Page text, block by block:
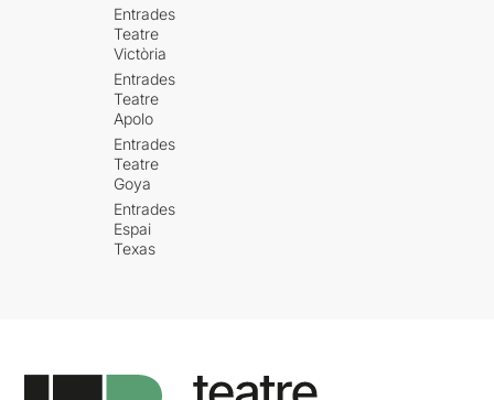
Entrades
Teatre
Victòria
Entrades
Teatre
Apolo
Entrades
Teatre
Goya
Entrades
Espai
Texas